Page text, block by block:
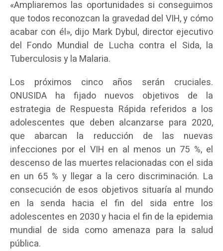
«Ampliaremos las oportunidades si conseguimos
que todos reconozcan la gravedad del VIH, y cómo
acabar con él», dijo Mark Dybul, director ejecutivo
del Fondo Mundial de Lucha contra el Sida, la
Tuberculosis y la Malaria.
Los próximos cinco años serán cruciales.
ONUSIDA ha fijado nuevos objetivos de la
estrategia de Respuesta Rápida referidos a los
adolescentes que deben alcanzarse para 2020,
que abarcan la reducción de las nuevas
infecciones por el VIH en al menos un 75 %, el
descenso de las muertes relacionadas con el sida
en un 65 % y llegar a la cero discriminación. La
consecución de esos objetivos situaría al mundo
en la senda hacia el fin del sida entre los
adolescentes en 2030 y hacia el fin de la epidemia
mundial de sida como amenaza para la salud
pública.